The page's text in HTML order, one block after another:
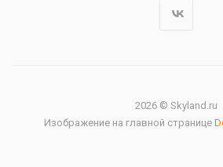
2026 © Skyland.ru
Изображение на главной странице